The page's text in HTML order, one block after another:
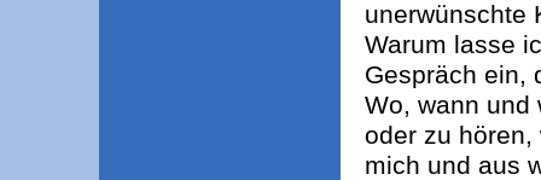
unerwünschte
Warum lasse
Gespräch ein,
Wo, wann und
oder zu
mich und aus